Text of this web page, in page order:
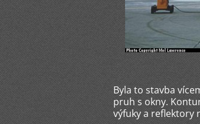
Byla to stavba
pruh s okny.
výfuky a reflektory